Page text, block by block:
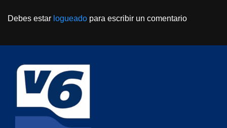
Debes estar logueado para escribir un comentario